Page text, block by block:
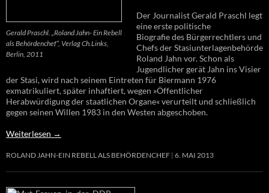
Gerald Praschl. „Roland Jahn- Ein Rebell
als Behördenchef“, Verlag Ch.Links,
Berlin, 2011
Der Journalist Gerald Praschl legt
eine erste politische
Biografie des Bürgerrechtlers und
Chefs der Stasiunterlagenbehörde
Roland Jahn vor. Schon als
Jugendlicher gerät Jahn ins Visier
der Stasi, wird nach seinem Eintreten für Biermann 1976
exmatrikuliert, später inhaftiert, wegen »Öffentlicher
Herabwürdigung der staatlichen Organe« verurteilt und schließlich
gegen seinen Willen 1983 in den Westen abgeschoben.
Weiterlesen →
ROLAND JAHN-EIN REBELL ALS BEHÖRDENCHEF 6. MAI 2013